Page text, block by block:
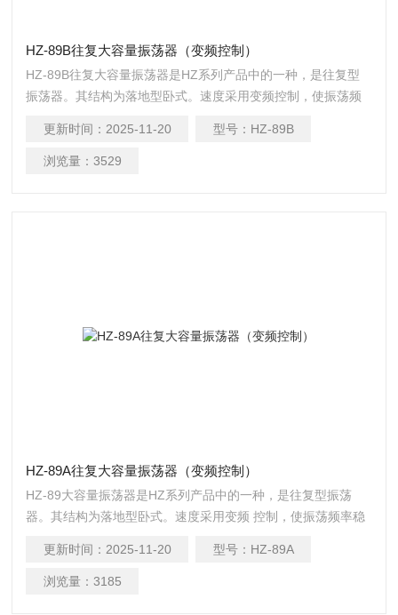
HZ-89B往复大容量振荡器（变频控制）
HZ-89B往复大容量振荡器是HZ系列产品中的一种，是往复型
振荡器。其结构为落地型卧式。速度采用变频控制，使振荡频
作使用方便，是生物工程、医药、化工、卫生、农林等行业科
研和生产使用的理想培养装置。
更新时间： 2025-11-20 型号： HZ-89B
浏览量： 3529
HZ-89A往复大容量振荡器（变频控制）
HZ-89大容量振荡器是HZ系列产品中的一种，是往复型振荡
器。其结构为落地型卧式。速度采用变频 控制，使振荡频率稳
用方便，是 生物工程、医药、化工、卫生、农林等行业科研和
生产使用的理想培养装置。
更新时间： 2025-11-20 型号： HZ-89A
浏览量： 3185